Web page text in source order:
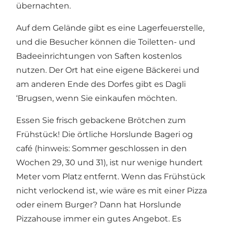
übernachten.
Auf dem Gelände gibt es eine Lagerfeuerstelle,
und die Besucher können die Toiletten- und
Badeeinrichtungen von Saften kostenlos
nutzen. Der Ort hat eine eigene Bäckerei und
am anderen Ende des Dorfes gibt es Dagli
‘Brugsen, wenn Sie einkaufen möchten.
Essen Sie frisch gebackene Brötchen zum
Frühstück! Die örtliche Horslunde Bageri og
café (hinweis: Sommer geschlossen in den
Wochen 29, 30 und 31), ist nur wenige hundert
Meter vom Platz entfernt. Wenn das Frühstück
nicht verlockend ist, wie wäre es mit einer Pizza
oder einem Burger? Dann hat Horslunde
Pizzahouse immer ein gutes Angebot. Es